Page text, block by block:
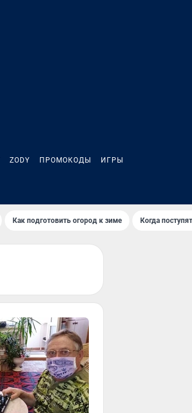
ZODY ПРОМОКОДЫ ИГРЫ
Как подготовить огород к зиме Когда